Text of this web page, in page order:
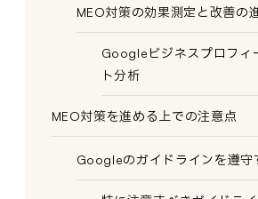
MEO対策の効果測定と改善の
Googleビジネスプロフィ
ト分析
MEO対策を進める上での注意点
Googleのガイドラインを遵守